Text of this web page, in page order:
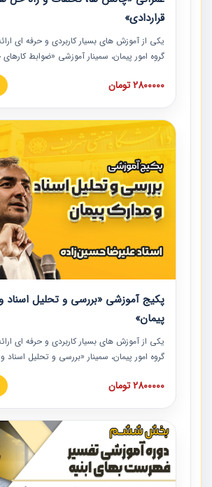
قراردادی»
یکی از آموزش‏‏‏‏‏‏ های بسیار کاربردی و حرفه‏ ای
گروه امور پیمان، سمینار آموزشی «ضوابط
های عمرانی» چالش ها، تخلفات و راه حل ها با
است که در محل سندیکای شرکت های ساختمانی
مدارک پیمان به همراه تجربیات عملی ارائه
2800000 تومان
پکیج آموزشی «بررسی و تحلیل اسناد
پیمان»
یکی از آموزش‏‏‏‏‏‏ های بسیار کاربردی و حرفه‏ ای
گروه امور پیمان، سمینار «بررسی و تحلیل اسناد
است که در دانشگاه صنعتی شریف ارائه شد.
نکات کلیدی مربوط به اسناد و مدارک پیمان،
پیمان به همراه تجربیات عملی در این خصوص
2800000 تومان